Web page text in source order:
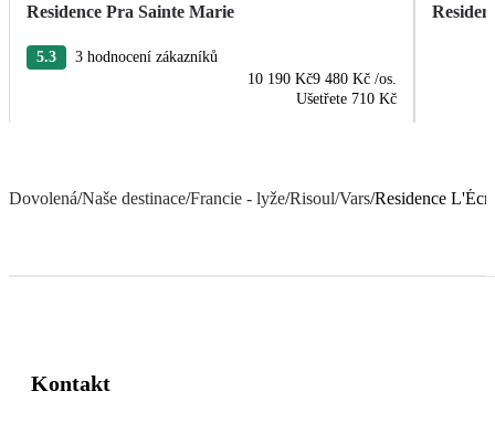
Residence Pra Sainte Marie
5.3
3 hodnocení zákazníků
10 190 Kč9 480 Kč /os.
Ušetřete 710 Kč
Dovolená/Naše destinace/Francie - lyže/Risoul/Vars/Residence
Kontakt